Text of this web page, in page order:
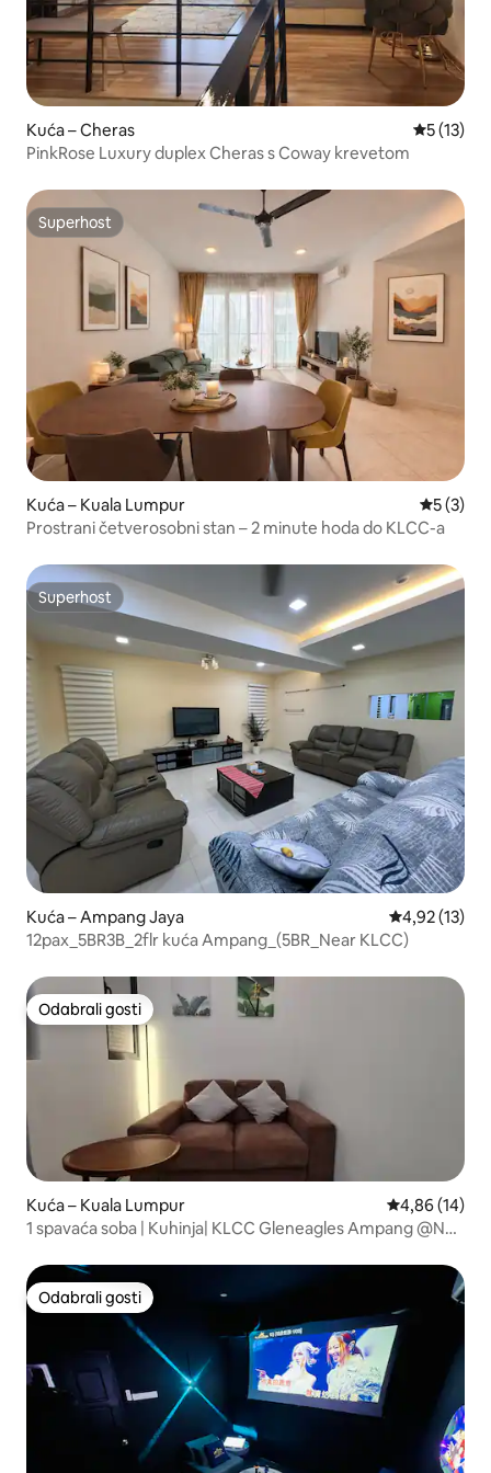
Kuća – Cheras Prosječna
5 (13)
PinkRose Luxury duplex Cheras s Coway krevetom
Superhost
Superhost
Kuća – Kuala Lumpur
5 (3)
Prostrani četverosobni stan – 2 minute hoda do KLCC-a
Superhost
Superhost
Kuća – Ampang Jaya Prosječna
4,92 (13)
12pax_5BR3B_2flr kuća Ampang_(5BR_Near KLCC)
Odabrali gosti
Odabrali gosti
Kuća – Kuala Lumpur Prosječna
4,86 (14)
1 spavaća soba | Kuhinja| KLCC Gleneagles Ampang @Neu
Odabrali gosti
Odabrali gosti